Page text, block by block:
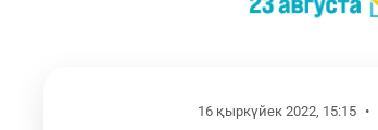
16 қыркүйек 2022, 15:15 •